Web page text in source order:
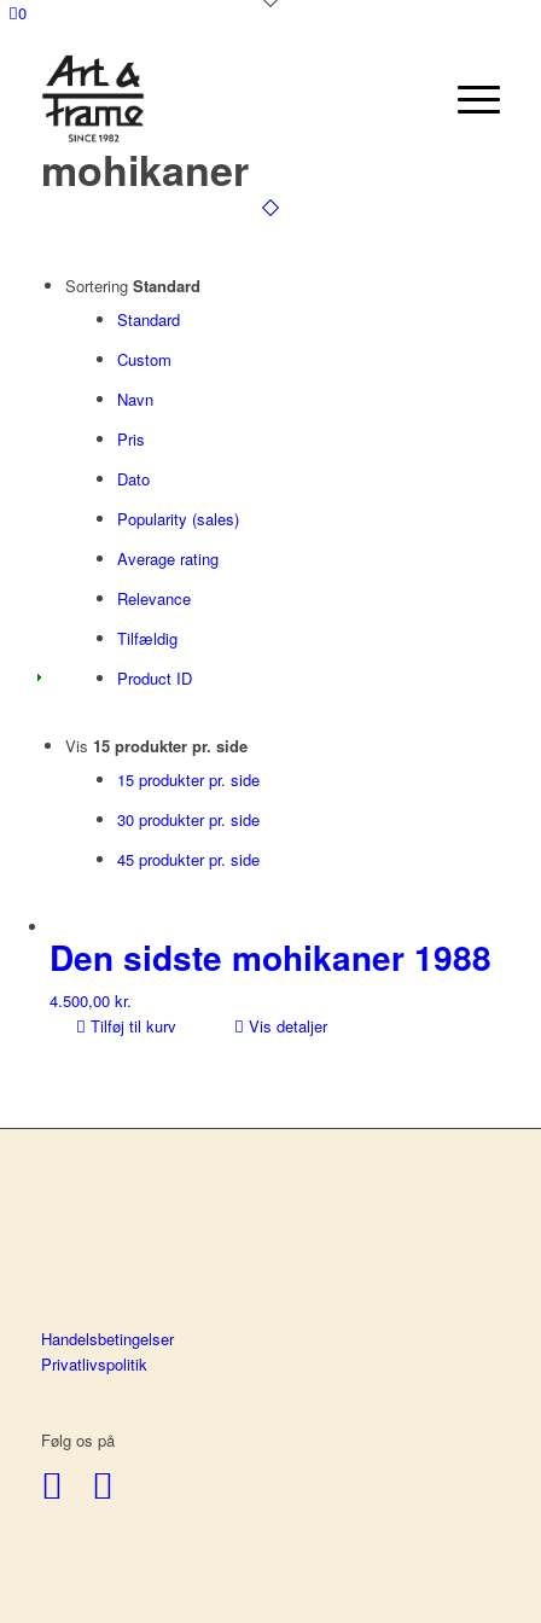
0
mohikaner
Sortering Standard
Standard
Custom
Navn
Pris
Dato
Popularity (sales)
Average rating
Relevance
Tilfældig
Product ID
Vis 15 produkter pr. side
15 produkter pr. side
30 produkter pr. side
45 produkter pr. side
Den sidste mohikaner 1988
4.500,00 kr.
Tilføj til kurv
Vis detaljer
Handelsbetingelser
Privatlivspolitik
Følg os på